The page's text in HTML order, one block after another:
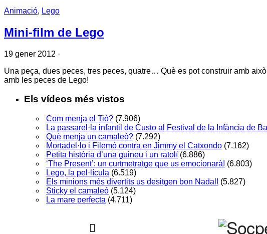
Animació, Lego
Mini-film de Lego
19 gener 2012 ·
Una peça, dues peces, tres peces, quatre… Què es pot construir amb
amb les peces de Lego!
Els vídeos més vistos
Com menja el Tió? (7.906)
La passarel·la infantil de Custo al Festival de la Infància de
Què menja un camaleó? (7.292)
Mortadel·lo i Filemó contra en Jimmy el Catxondo (7.162)
Petita història d’una guineu i un ratolí (6.886)
‘The Present’: un curtmetratge que us emocionarà! (6.803)
Lego, la pel·lícula (6.519)
Els minions més divertits us desitgen bon Nadal! (5.827)
Sticky el camaleó (5.124)
La mare perfecta (4.711)